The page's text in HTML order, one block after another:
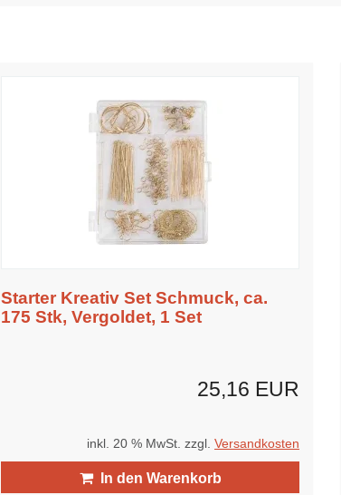
Starter Kreativ Set Schmuck, ca.
175 Stk, Vergoldet, 1 Set
25,16 EUR
inkl. 20 % MwSt. zzgl. Versandkosten
In den Warenkorb